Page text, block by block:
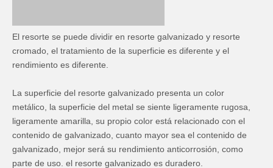
El resorte se puede dividir en resorte galvanizado y resorte
cromado, el tratamiento de la superficie es diferente y el
rendimiento es diferente.
La superficie del resorte galvanizado presenta un color
metálico, la superficie del metal se siente ligeramente rugosa,
ligeramente amarilla, su propio color está relacionado con el
contenido de galvanizado, cuanto mayor sea el contenido de
galvanizado, mejor será su rendimiento anticorrosión, como
parte de uso. el resorte galvanizado es duradero.